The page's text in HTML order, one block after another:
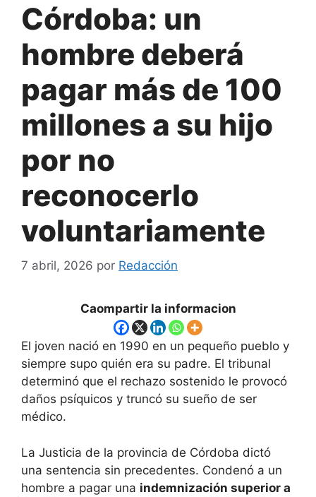
Córdoba: un
hombre deberá
pagar más de 100
millones a su hijo
por no
reconocerlo
voluntariamente
7 abril, 2026 por Redacción
Caompartir la informacion
El joven nació en 1990 en un pequeño pueblo y
siempre supo quién era su padre. El tribunal
determinó que el rechazo sostenido le provocó
daños psíquicos y truncó su sueño de ser
médico.
La Justicia de la provincia de Córdoba dictó
una sentencia sin precedentes. Condenó a un
hombre a pagar una indemnización superior a